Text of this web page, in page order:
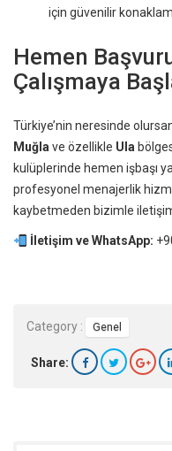
için güvenilir
Hemen
Çalışmaya
Türkiye’nin neresinde
Muğla ve özellikle Ula
kulüplerinde hemen işbaşı
profesyonel menajerlik
kaybetmeden bizimle
İletişim ve WhatsApp:
Category : Genel
Share: